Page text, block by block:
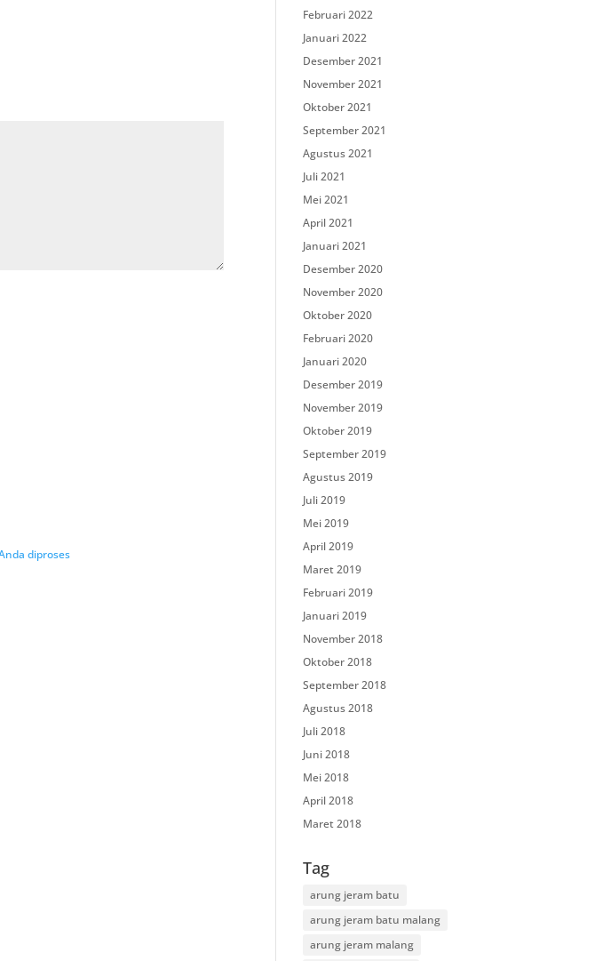
diproses
Februari 2022
Januari 2022
Desember 2021
November 2021
Oktober 2021
September 2021
Agustus 2021
Juli 2021
Mei 2021
April 2021
Januari 2021
Desember 2020
November 2020
Oktober 2020
Februari 2020
Januari 2020
Desember 2019
November 2019
Oktober 2019
September 2019
Agustus 2019
Juli 2019
Mei 2019
April 2019
Maret 2019
Februari 2019
Januari 2019
November 2018
Oktober 2018
September 2018
Agustus 2018
Juli 2018
Juni 2018
Mei 2018
April 2018
Maret 2018
Tag
arung jeram batu
arung jeram batu malang
arung jeram malang